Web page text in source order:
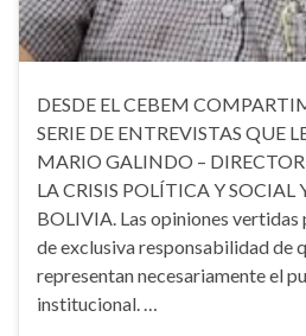
DESDE EL CEBEM
SERIE DE ENTREVISTAS QUE
MARIO GALINDO – DIRECTOR
LA CRISIS POLÍTICA Y
BOLIVIA. Las opiniones vertidas
de exclusiva responsabilidad de
representan necesariamente el
institucional. …